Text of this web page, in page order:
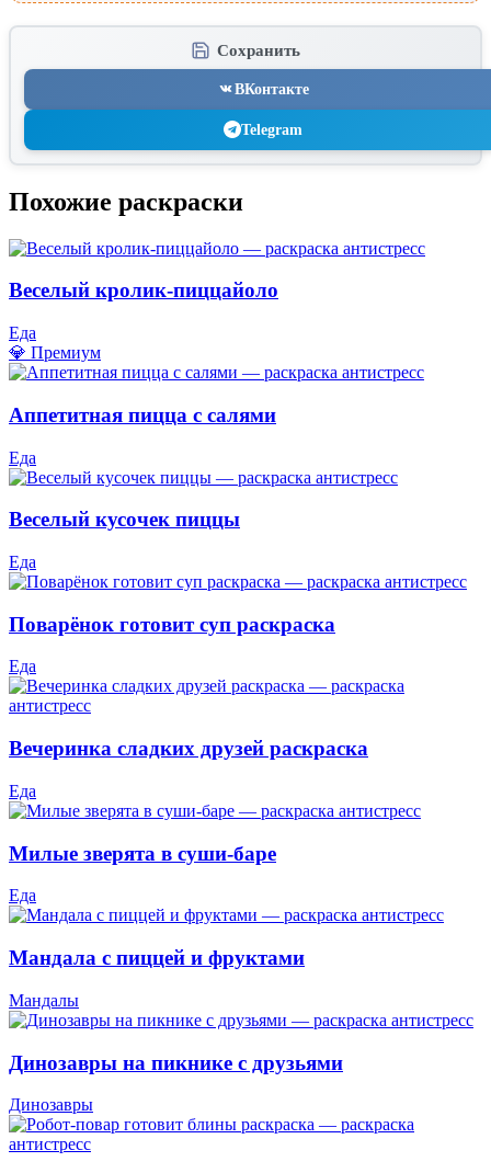
Сохранить
ВКонтакте
Telegram
Похожие раскраски
Веселый кролик-пиццайоло
Еда
💎 Премиум
Аппетитная пицца с салями
Еда
Веселый кусочек пиццы
Еда
Поварёнок готовит суп раскраска
Еда
Вечеринка сладких друзей раскраска
Еда
Милые зверята в суши-баре
Еда
Мандала с пиццей и фруктами
Мандалы
Динозавры на пикнике с друзьями
Динозавры